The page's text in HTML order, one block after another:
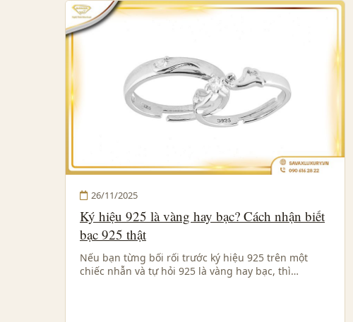
26/11/2025
Ký hiệu 925 là vàng hay bạc? Cách nhận biết
bạc 925 thật
Nếu bạn từng bối rối trước ký hiệu 925 trên một
chiếc nhẫn và tự hỏi 925 là vàng hay bạc, thì…